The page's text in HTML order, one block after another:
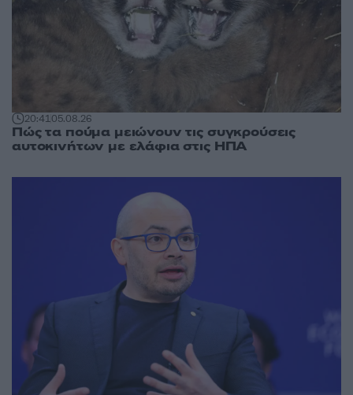
20:4105.08.26
Πώς τα πούμα μειώνουν τις συγκρούσεις
αυτοκινήτων με ελάφια στις ΗΠΑ